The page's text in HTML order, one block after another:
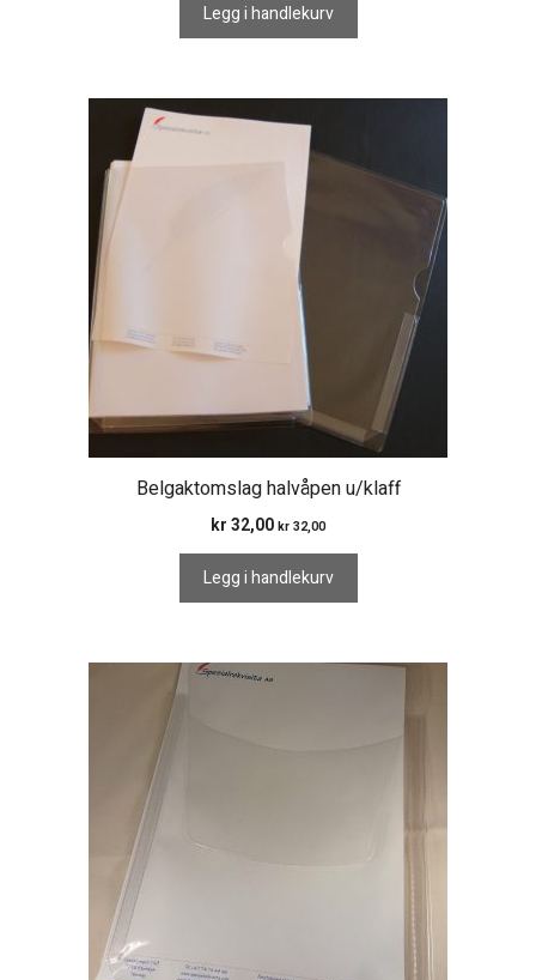
Legg i handlekurv
Belgaktomslag halvåpen u/klaff
kr 32,00 kr 32,00
Legg i handlekurv